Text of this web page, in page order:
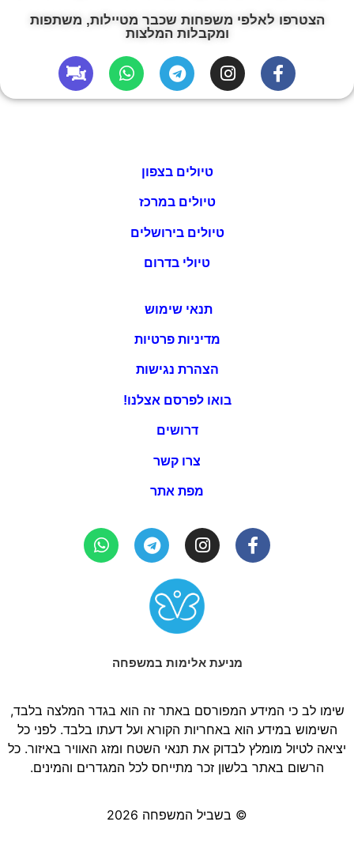
הצטרפו לאלפי משפחות שכבר מטיילות, משתפות
ומקבלות המלצות
טיולים בצפון
טיולים במרכז
טיולים בירושלים
טיולי בדרום
תנאי שימוש
מדיניות פרטיות
הצהרת נגישות
בואו לפרסם אצלנו!
דרושים
צרו קשר
מפת אתר
מניעת אלימות במשפחה
שימו לב כי המידע המפורסם באתר זה הוא בגדר המלצה בלבד,
השימוש במידע הוא באחריות הקורא ועל דעתו בלבד. לפני כל
יציאה לטיול מומלץ לבדוק את תנאי השטח ומזג האוויר באיזור. כל
הרשום באתר בלשון זכר מתייחס לכל המגדרים והמינים.
© בשביל המשפחה 2026